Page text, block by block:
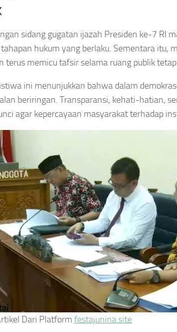
sidang gugatan ijazah Presiden ke-7 RI
hukum yang berlaku. Sementara itu,
terus memicu tafsir selama ruang publik
ini menunjukkan bahwa dalam
beriringan. Transparansi, kehati-hatian,
agar kepercayaan masyarakat terhadap
Dari Platform festajunina.site